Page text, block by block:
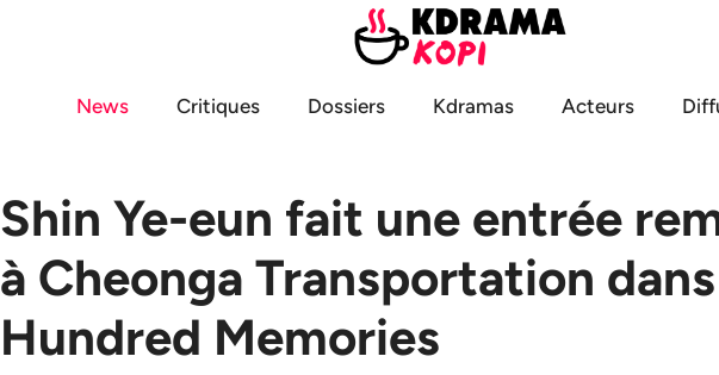
News
Critiques Dossiers Kdramas Acteurs
Shin Ye-eun fait une entrée
à Cheonga Transportation
Hundred Memories